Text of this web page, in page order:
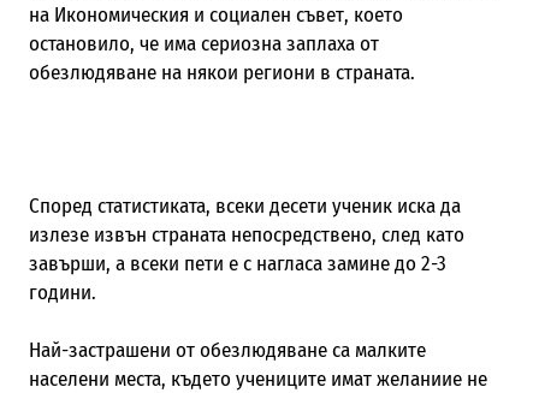
на Икономическия и социален съвет, което
остановило, че има сериозна заплаха от
обезлюдяване на някои региони в страната.
Според статистиката, всеки десети ученик иска да
излезе извън страната непосредствено, след като
завърши, а всеки пети е с нагласа замине до 2-3
години.
Най-застрашени от обезлюдяване са малките
населени места, където учениците имат желаниие не